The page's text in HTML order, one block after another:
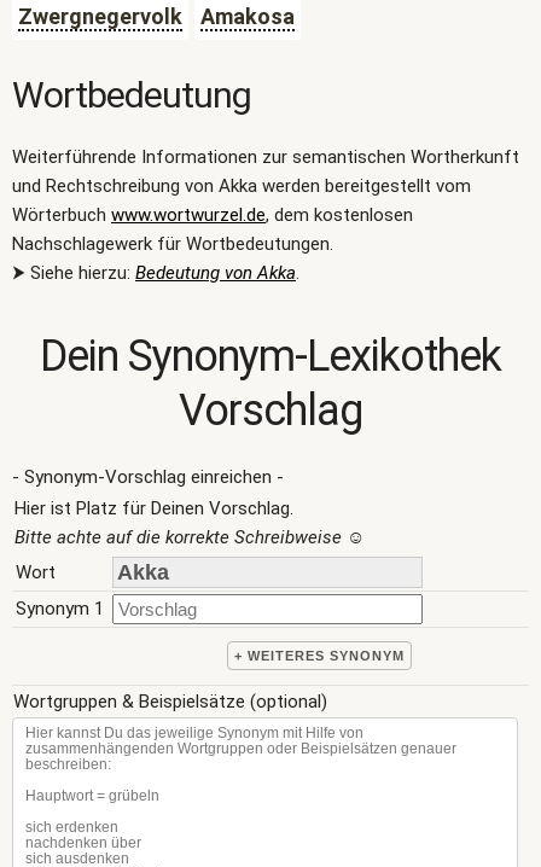
Zwergnegervolk Amakosa
Wortbedeutung
Weiterführende Informationen zur semantischen Wortherkunft
und Rechtschreibung von Akka werden bereitgestellt vom
Wörterbuch www.wortwurzel.de, dem kostenlosen
Nachschlagewerk für Wortbedeutungen.
⮞ Siehe hierzu: Bedeutung von Akka.
Dein Synonym-Lexikothek
Vorschlag
- Synonym-Vorschlag einreichen -
Hier ist Platz für Deinen Vorschlag.
Bitte achte auf die korrekte Schreibweise ☺
Wort
Synonym 1
+ WEITERES SYNONYM
Wortgruppen & Beispielsätze (optional)